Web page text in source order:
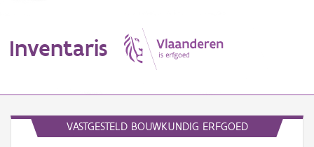
Inventaris
VASTGESTELD BOUWKUNDIG ERFGOED